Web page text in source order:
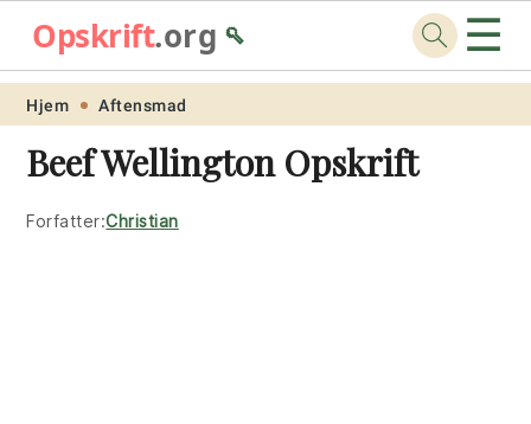
Skip
primary
navigation
Skip
main
content
Skip
primary
sidebar
Skip
footer
Opskrift.org🥄 ☰
Hjem Aftensmad
Beef Wellington Opskrift
Forfatter:Christian